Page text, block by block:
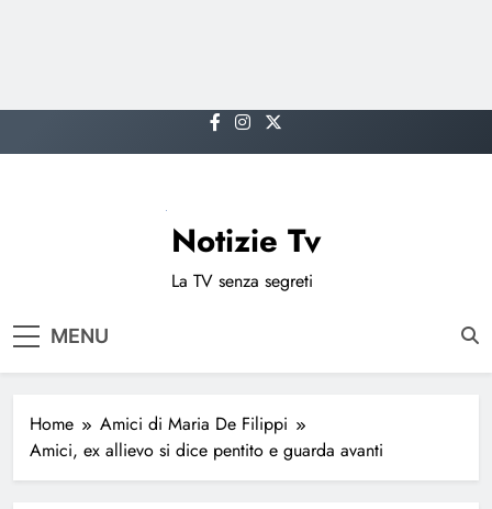
to
Notizie Tv
La TV senza segreti
MENU
Home
Amici di Maria De Filippi
Amici, ex allievo si dice pentito e guarda avanti